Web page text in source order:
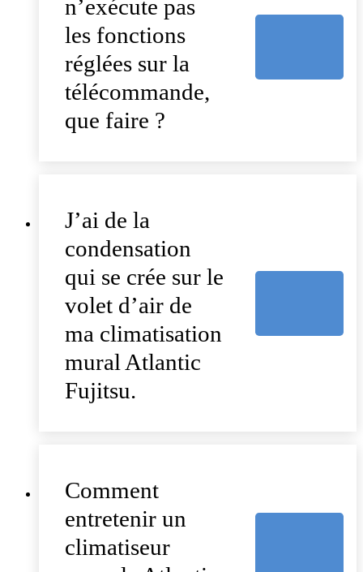
n’exécute pas
les fonctions
réglées sur la
télécommande,
que faire ?
J’ai de la
condensation
qui se crée sur le
volet d’air de
ma climatisation
mural Atlantic
Fujitsu.
Comment
entretenir un
climatiseur